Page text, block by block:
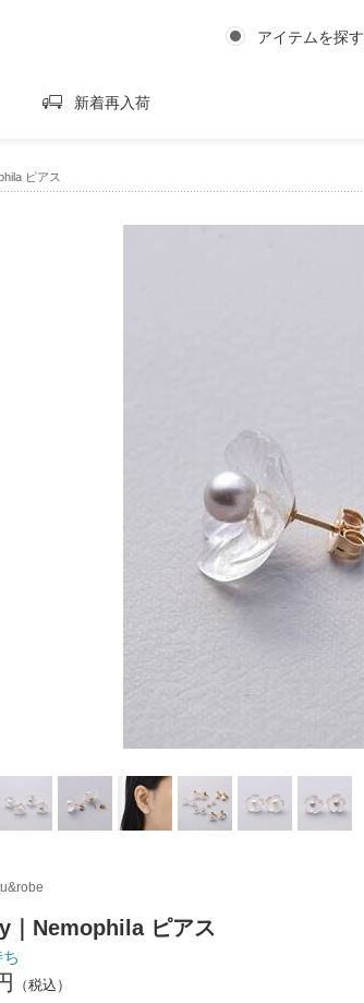
アイテムを探す
新着再入荷
ピアス
｜Nemophila ピアス